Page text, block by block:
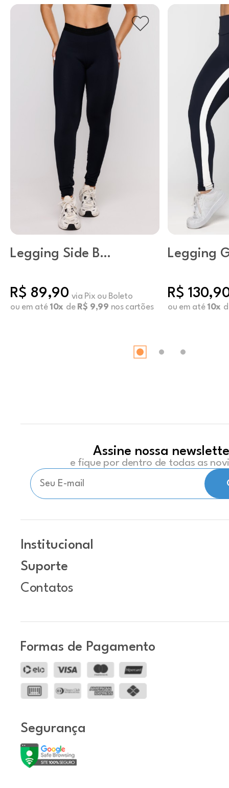
Legging Side B
R$ 89,90 via Pix ou Boleto
ou em até 10x de R$ 9,99 nos cartões
Legging
R$
ou em até 10x
Assine nossa
e fique por dentro de todas as
Institucional
Suporte
Contatos
Formas de Pagamento
Segurança